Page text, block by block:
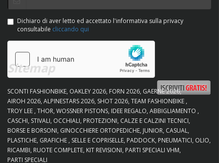
Dichiaro di aver letto ed accettato l'informativa sulla privacy
consultabile cliccando qui
Sitemap
SCONTI FASHIONBIKE OAKLEY 2026 FORN 2026 GAERNE 2026
AIROH 2026 ALPINESTARS 2026 SHOT 2026 TEAM FASHIONBIKE
TROY LEE THOR WOSSNER PISTONS IDEE REGALO ABBIGLIAMENTO
CASCHI STIVALI OCCHIALI PROTEZIONI CALZE E CALZINI TECNICI
BORSE E BORSONI GINOCCHIERE ORTOPEDICHE JUNIOR CASUAL
PLASTICHE GRAFICHE SELLE E COPRISELLE PADDOCK PNEUMATICI OLIO
RICAMBI RUOTE COMPLETE KIT REVISIONI PARTI SPECIALI VHM
PARTI SPECIALI